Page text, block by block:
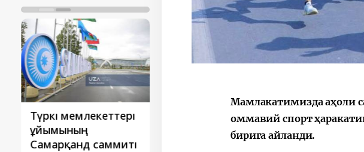
Түркі мемлекеттері
ұйымының
Самарқанд саммиті
‘Орталық Азия -
Қытай’ бірінші
Мамлакатимизда аҳоли
оммавий спорт
бирига айланди.